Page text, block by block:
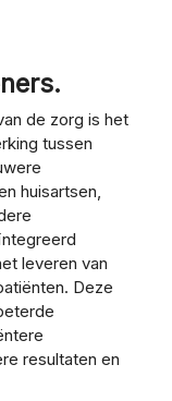
de zorg is het
tussen
huisartsen,
leveren van
Deze
resultaten en